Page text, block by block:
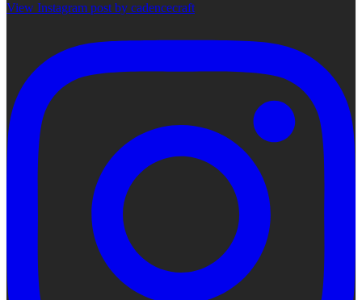
View Instagram post by cadencecraft